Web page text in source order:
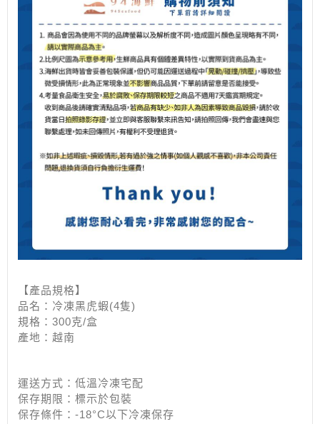
【產品規格】
品名：冷凍黑虎蝦(4隻)
規格：300克/盒
產地：越南
運送方式：低溫冷凍宅配
保存期限：標示於包裝
保存條件：-18°C以下冷凍保存